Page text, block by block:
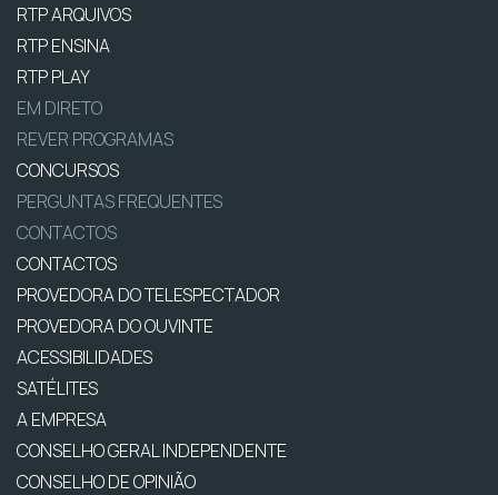
RTP ARQUIVOS
RTP ENSINA
RTP PLAY
EM DIRETO
REVER PROGRAMAS
CONCURSOS
PERGUNTAS FREQUENTES
CONTACTOS
CONTACTOS
PROVEDORA DO TELESPECTADOR
PROVEDORA DO OUVINTE
ACESSIBILIDADES
SATÉLITES
A EMPRESA
CONSELHO GERAL INDEPENDENTE
CONSELHO DE OPINIÃO